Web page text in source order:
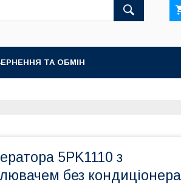
ТА ОБМІН
5PK1110 з
без кондиціонера